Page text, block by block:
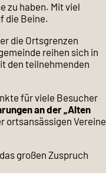
zu haben. Mit viel
die Beine.
die Ortsgrenzen
reihen sich in
den teilnehmenden
für viele Besucher
an der „Alten
ortsansässigen Vereine
großen Zuspruch